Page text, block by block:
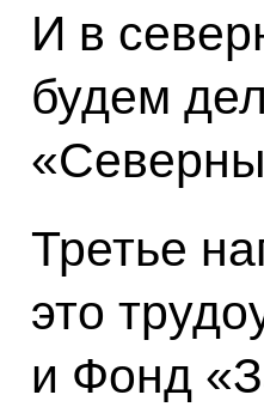
И в
будем
Третье
это
и Фонд